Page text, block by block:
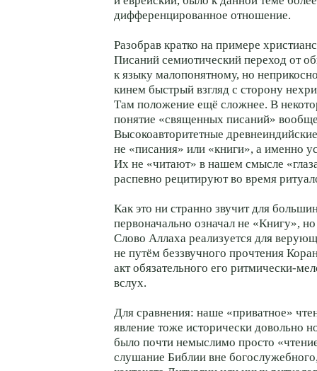
дифференцированное отношение.
Разобрав кратко на примере
Писаний семиотический переход от
к языку малопонятному, но
кинем быстрый взгляд с сторону
Там положение ещё сложнее. В
понятие «священных писаний»
Высокоавторитетные
не «писания» или «книги», а именно
Их не «читают» в нашем смысле
распевно рецитируют во время
Как это ни странно звучит для
первоначально означал не «Книгу»,
Слово Аллаха реализуется для
не путём беззвучного прочтения
акт обязательного его ритмически-
вслух.
Для сравнения: наше «приватное»
явление тоже исторически довольно
было почти немыслимо просто
слушание Библии вне